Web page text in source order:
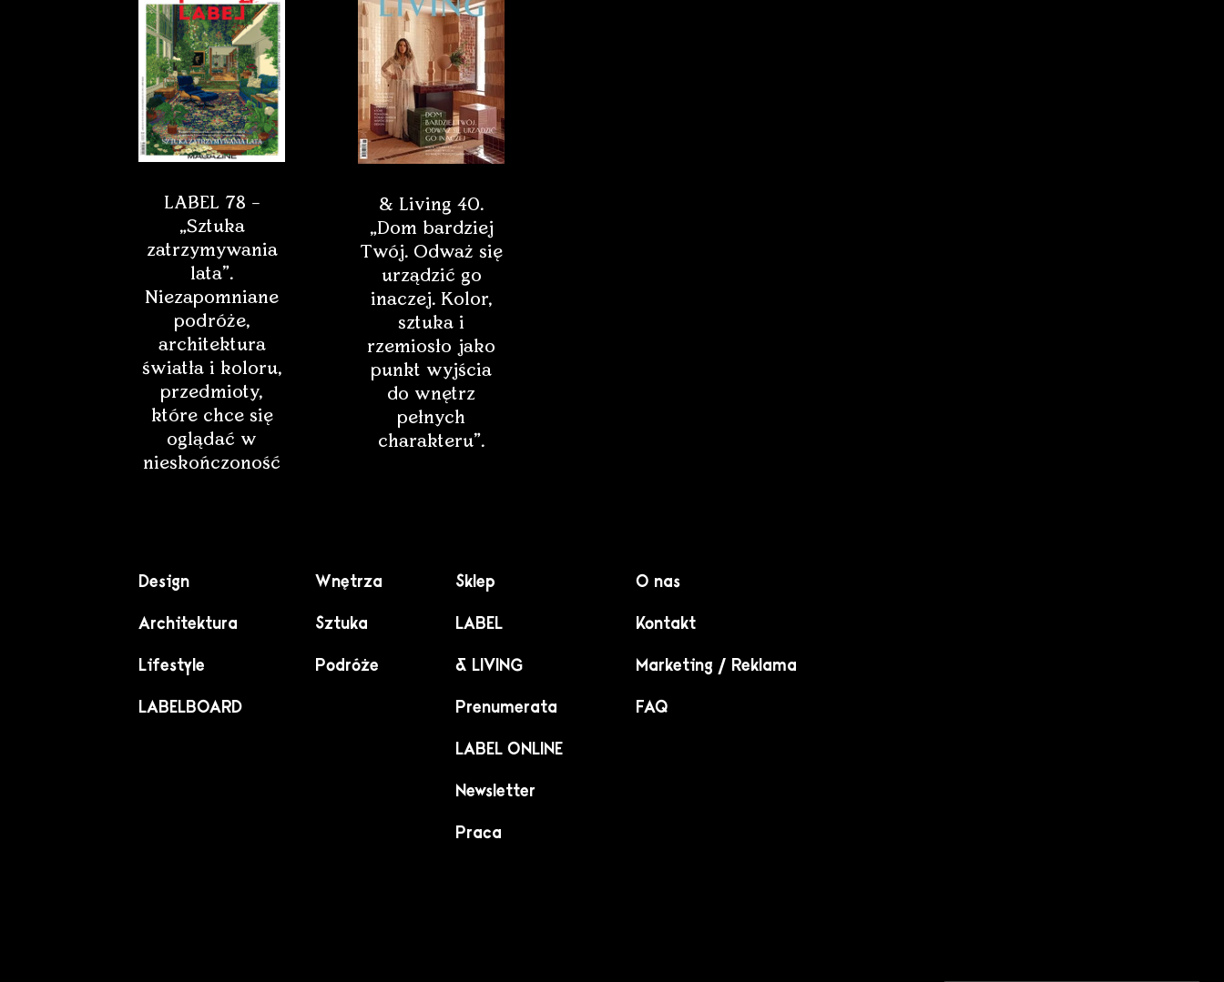
LABEL 78 –
„Sztuka
zatrzymywania
lata”.
Niezapomniane
podróże,
architektura
światła i koloru,
przedmioty,
które chce się
oglądać w
nieskończoność
& Living 40.
„Dom bardziej
Twój. Odważ się
urządzić go
inaczej. Kolor,
sztuka i
rzemiosło jako
punkt wyjścia
do wnętrz
pełnych
charakteru”.
Design Wnętrza
Architektura Sztuka
Lifestyle Podróże
LABELBOARD
Sklep
LABEL
& LIVING
Prenumerata
LABEL ONLINE
Newsletter
Praca
O nas
Kontakt
Marketing / Reklama
FAQ